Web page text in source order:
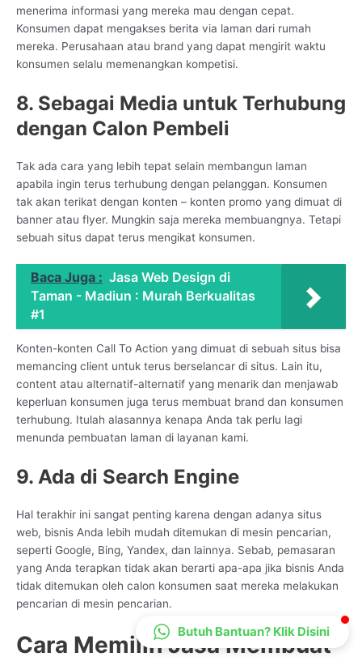
menerima informasi yang mereka mau dengan cepat.
Konsumen dapat mengakses berita via laman dari rumah
mereka. Perusahaan atau brand yang dapat mengirit waktu
konsumen selalu memenangkan kompetisi.
8. Sebagai Media untuk Terhubung
dengan Calon Pembeli
Tak ada cara yang lebih tepat selain membangun laman
apabila ingin terus terhubung dengan pelanggan. Konsumen
tak akan terikat dengan konten – konten promo yang dimuat di
banner atau flyer. Mungkin saja mereka membuangnya. Tetapi
sebuah situs dapat terus mengikat konsumen.
Baca Juga : Jasa Web Design di
Taman - Madiun : Murah Berkualitas
#1
Konten-konten Call To Action yang dimuat di sebuah situs bisa
memancing client untuk terus berselancar di situs. Lain itu,
content atau alternatif-alternatif yang menarik dan menjawab
keperluan konsumen juga terus membuat brand dan konsumen
terhubung. Itulah alasannya kenapa Anda tak perlu lagi
menunda pembuatan laman di layanan kami.
9. Ada di Search Engine
Hal terakhir ini sangat penting karena dengan adanya situs
web, bisnis Anda lebih mudah ditemukan di mesin pencarian,
seperti Google, Bing, Yandex, dan lainnya. Sebab, pemasaran
yang Anda terapkan tidak akan berarti apa-apa jika bisnis Anda
tidak ditemukan oleh calon konsumen saat mereka melakukan
pencarian di mesin pencarian.
Cara Memilih Jasa Membuat
Butuh Bantuan? Klik Disini